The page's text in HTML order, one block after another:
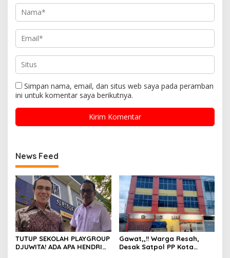
Simpan nama, email, dan situs web saya pada peramban
ini untuk komentar saya berikutnya.
News Feed
TUTUP SEKOLAH PLAYGROUP
DJUWITA! ADA APA HENDRI
Gawat,,!! Warga Resah,
Desak Satpol PP Kota